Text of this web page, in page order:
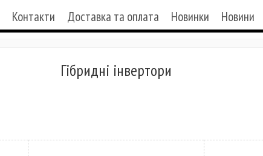
Контакти Доставка та оплата Новинки Новини
Гібридні інвертори